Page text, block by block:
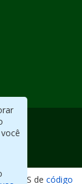
CMS de código